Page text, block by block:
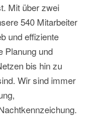
Mit über zwei
540 Mitarbeiter
und effiziente
Planung und
bis hin zu
Wir sind immer